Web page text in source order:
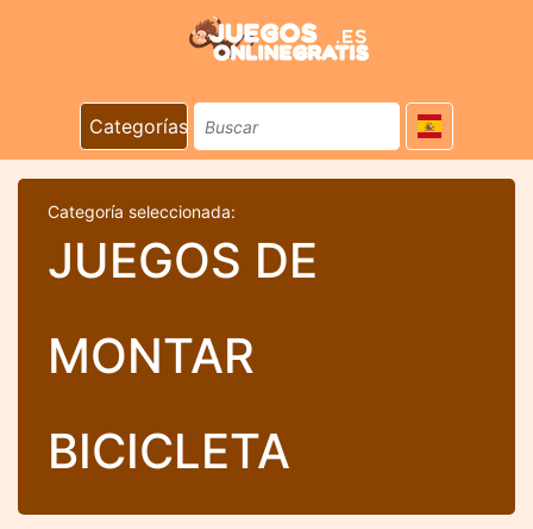
Categorías
Categoría seleccionada:
JUEGOS DE
MONTAR
BICICLETA